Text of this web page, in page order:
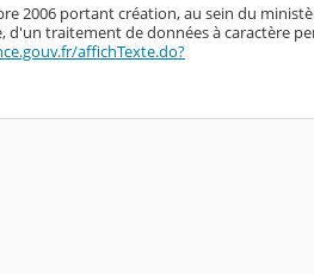
2006 portant création, au sein du
d'un traitement de données à caractère
affichTexte.do?